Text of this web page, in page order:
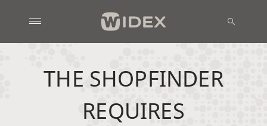
THE SHOPFINDER
REQUIRES